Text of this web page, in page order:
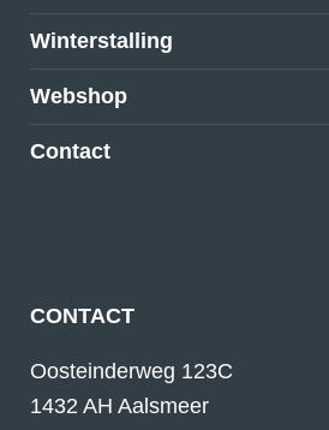
Winterstalling
Webshop
Contact
CONTACT
Oosteinderweg 123C
1432 AH Aalsmeer